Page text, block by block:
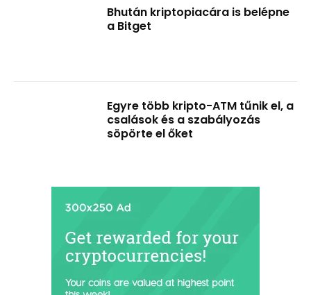
Bhután kriptopiacára is belépne
a Bitget
Egyre több kripto-ATM tűnik el, a
csalások és a szabályozás
söpörte el őket